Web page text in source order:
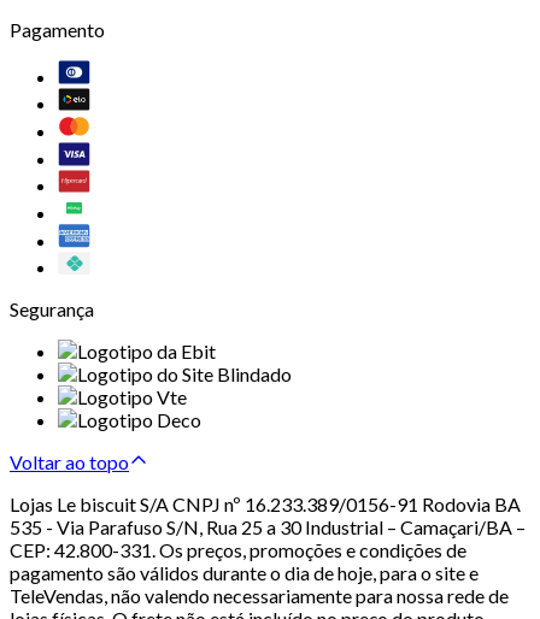
Pagamento
Segurança
Voltar ao topo
Lojas Le biscuit S/A CNPJ nº 16.233.389/0156-91 Rodovia BA
535 - Via Parafuso S/N, Rua 25 a 30 Industrial – Camaçari/BA –
CEP: 42.800-331. Os preços, promoções e condições de
pagamento são válidos durante o dia de hoje, para o site e
TeleVendas, não valendo necessariamente para nossa rede de